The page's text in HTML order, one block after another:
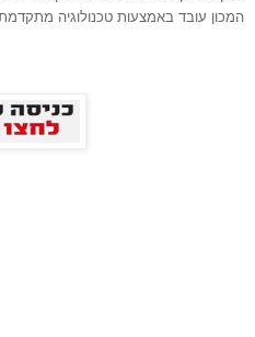
המכון עובד באמצעות טכנולוגיה